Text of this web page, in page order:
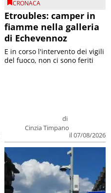
CRONACA
Etroubles: camper in
fiamme nella galleria
di Echevennoz
di
Cinzia Timpano
il 07/08/2026
E in corso l'intervento dei vigili
del fuoco, non ci sono feriti